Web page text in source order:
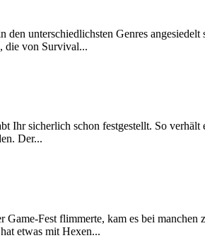
unterschiedlichsten Genres
die von Survival...
sicherlich schon festgestellt. So
Der...
Fest flimmerte, kam es bei manchen
etwas mit Hexen...